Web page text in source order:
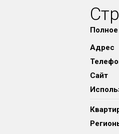
Полное
Адрес
Сайт